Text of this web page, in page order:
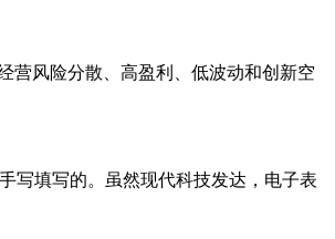
营风险分散、高盈利、低波动和创新空
写填写的。虽然现代科技发达，电子表